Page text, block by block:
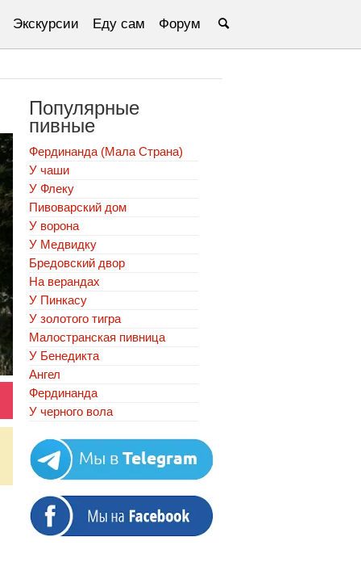
Экскурсии Еду сам Форум
Популярные
пивные
Фердинанда (Мала Страна)
У чаши
У Флеку
Пивоварский дом
У ворона
У Медвидку
Бредовский двор
На верандах
У Пинкасу
У золотого тигра
Малостранская пивница
У Бенедикта
Ангел
Фердинанда
У черного вола